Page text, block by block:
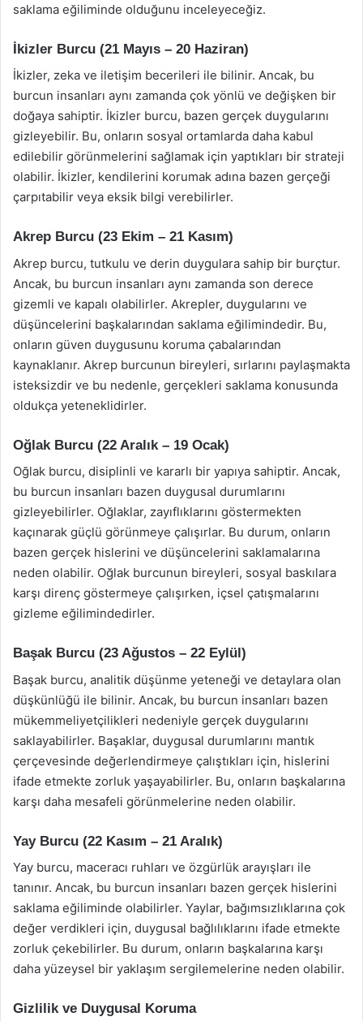
saklama eğiliminde olduğunu inceleyeceğiz.
İkizler Burcu (21 Mayıs – 20 Haziran)
İkizler, zeka ve iletişim becerileri ile bilinir. Ancak, bu
burcun insanları aynı zamanda çok yönlü ve değişken bir
doğaya sahiptir. İkizler burcu, bazen gerçek duygularını
gizleyebilir. Bu, onların sosyal ortamlarda daha kabul
edilebilir görünmelerini sağlamak için yaptıkları bir strateji
olabilir. İkizler, kendilerini korumak adına bazen gerçeği
çarpıtabilir veya eksik bilgi verebilirler.
Akrep Burcu (23 Ekim – 21 Kasım)
Akrep burcu, tutkulu ve derin duygulara sahip bir burçtur.
Ancak, bu burcun insanları aynı zamanda son derece
gizemli ve kapalı olabilirler. Akrepler, duygularını ve
düşüncelerini başkalarından saklama eğilimindedir. Bu,
onların güven duygusunu koruma çabalarından
kaynaklanır. Akrep burcunun bireyleri, sırlarını paylaşmakta
isteksizdir ve bu nedenle, gerçekleri saklama konusunda
oldukça yeteneklidirler.
Oğlak Burcu (22 Aralık – 19 Ocak)
Oğlak burcu, disiplinli ve kararlı bir yapıya sahiptir. Ancak,
bu burcun insanları bazen duygusal durumlarını
gizleyebilirler. Oğlaklar, zayıflıklarını göstermekten
kaçınarak güçlü görünmeye çalışırlar. Bu durum, onların
bazen gerçek hislerini ve düşüncelerini saklamalarına
neden olabilir. Oğlak burcunun bireyleri, sosyal baskılara
karşı direnç göstermeye çalışırken, içsel çatışmalarını
gizleme eğilimindedirler.
Başak Burcu (23 Ağustos – 22 Eylül)
Başak burcu, analitik düşünme yeteneği ve detaylara olan
düşkünlüğü ile bilinir. Ancak, bu burcun insanları bazen
mükemmeliyetçilikleri nedeniyle gerçek duygularını
saklayabilirler. Başaklar, duygusal durumlarını mantık
çerçevesinde değerlendirmeye çalıştıkları için, hislerini
ifade etmekte zorluk yaşayabilirler. Bu, onların başkalarına
karşı daha mesafeli görünmelerine neden olabilir.
Yay Burcu (22 Kasım – 21 Aralık)
Yay burcu, maceracı ruhları ve özgürlük arayışları ile
tanınır. Ancak, bu burcun insanları bazen gerçek hislerini
saklama eğiliminde olabilirler. Yaylar, bağımsızlıklarına çok
değer verdikleri için, duygusal bağlılıklarını ifade etmekte
zorluk çekebilirler. Bu durum, onların başkalarına karşı
daha yüzeysel bir yaklaşım sergilemelerine neden olabilir.
Gizlilik ve Duygusal Koruma